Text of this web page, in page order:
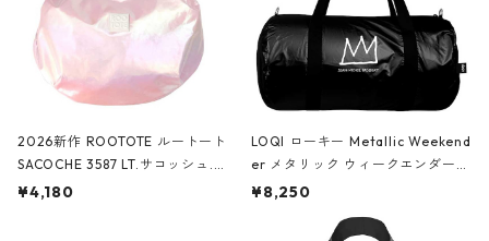
2026新作 ROOTOTE ルートート
SACOCHE 3587 LT.サコッシュ.ル
ミエ-B ショルダーバッグ グロスピ
¥4,180
LOQI ローキー Metallic Weekend
er メタリック ウィークエンダー
ボストンバッグ ショルダーバッグ
Black ジャン=ミッシェル・バスキ
¥8,250